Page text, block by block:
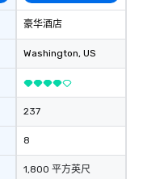
豪华酒店
Washington, US
237
8
1,800 平方英尺